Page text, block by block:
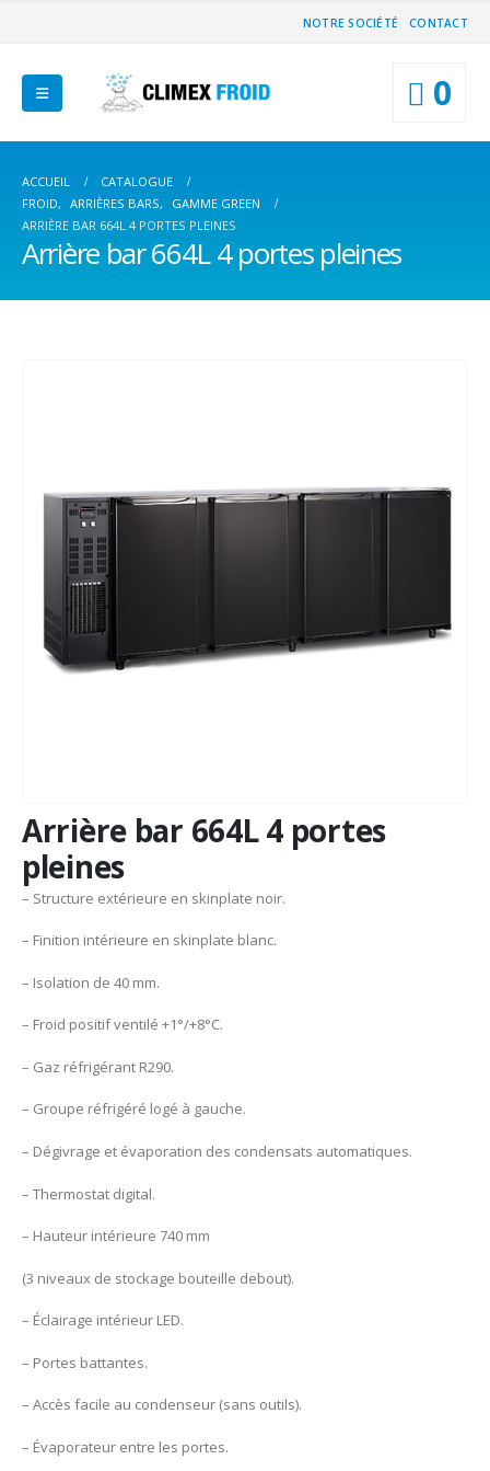
NOTRE SOCIÉTÉ CONTACT
0
ACCUEIL
CATALOGUE
FROID, ARRIÈRES BARS,
GAMME GREEN
ARRIÈRE BAR 664L 4 PORTES PLEINES
Arrière bar 664L 4 portes pleines
Arrière bar 664L 4 portes
pleines
– Structure extérieure en skinplate noir.
– Finition intérieure en skinplate blanc.
– Isolation de 40 mm.
– Froid positif ventilé +1°/+8°C.
– Gaz réfrigérant R290.
– Groupe réfrigéré logé à gauche.
– Dégivrage et évaporation des condensats automatiques.
– Thermostat digital.
– Hauteur intérieure 740 mm
(3 niveaux de stockage bouteille debout).
– Éclairage intérieur LED.
– Portes battantes.
– Accès facile au condenseur (sans outils).
– Évaporateur entre les portes.